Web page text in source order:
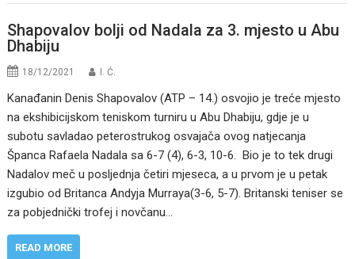
Shapovalov bolji od Nadala za 3. mjesto u Abu
Dhabiju
18/12/2021 I. Ć.
Kanađanin Denis Shapovalov (ATP – 14.) osvojio je treće mjesto
na ekshibicijskom teniskom turniru u Abu Dhabiju, gdje je u
subotu savladao peterostrukog osvajača ovog natjecanja
Španca Rafaela Nadala sa 6-7 (4), 6-3, 10-6. Bio je to tek drugi
Nadalov meč u posljednja četiri mjeseca, a u prvom je u petak
izgubio od Britanca Andyja Murraya(3-6, 5-7). Britanski teniser se
za pobjednički trofej i novčanu…
READ MORE